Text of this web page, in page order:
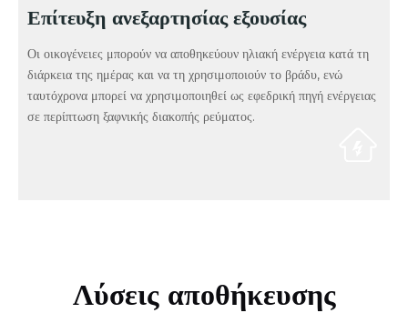
Επίτευξη ανεξαρτησίας εξουσίας
Οι οικογένειες μπορούν να αποθηκεύουν ηλιακή ενέργεια κατά τη
διάρκεια της ημέρας και να τη χρησιμοποιούν το βράδυ, ενώ
ταυτόχρονα μπορεί να χρησιμοποιηθεί ως εφεδρική πηγή ενέργειας
σε περίπτωση ξαφνικής διακοπής ρεύματος.
Λύσεις αποθήκευσης